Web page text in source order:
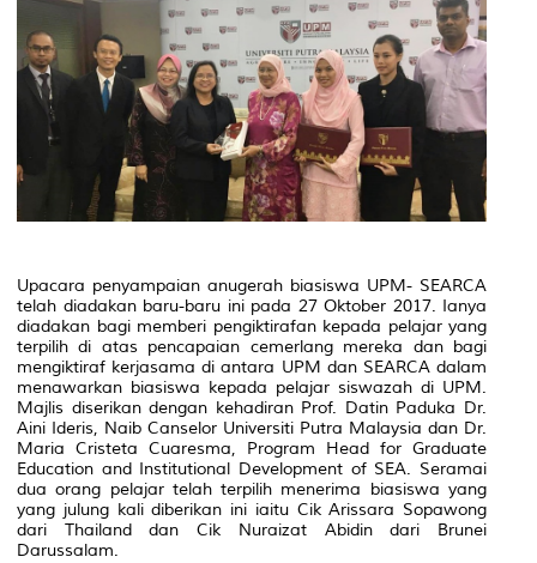
Upacara penyampaian anugerah biasiswa UPM- SEARCA
telah diadakan baru-baru ini pada 27 Oktober 2017. Ianya
diadakan bagi memberi pengiktirafan kepada pelajar yang
terpilih di atas pencapaian cemerlang mereka dan bagi
mengiktiraf kerjasama di antara UPM dan SEARCA dalam
menawarkan biasiswa kepada pelajar siswazah di UPM.
Majlis diserikan dengan kehadiran Prof. Datin Paduka Dr.
Aini Ideris, Naib Canselor Universiti Putra Malaysia dan Dr.
Maria Cristeta Cuaresma, Program Head for Graduate
Education and Institutional Development of SEA. Seramai
dua orang pelajar telah terpilih menerima biasiswa yang
yang julung kali diberikan ini iaitu Cik Arissara Sopawong
dari Thailand dan Cik Nuraizat Abidin dari Brunei
Darussalam.